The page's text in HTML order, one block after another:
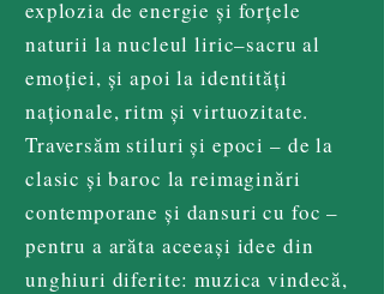
explozia de energie și forțele
naturii la nucleul liric–sacru al
emoției, și apoi la identități
naționale, ritm și virtuozitate.
Traversăm stiluri și epoci – de la
clasic și baroc la reimaginări
contemporane și dansuri cu foc –
pentru a arăta aceeași idee din
unghiuri diferite: muzica vindecă,